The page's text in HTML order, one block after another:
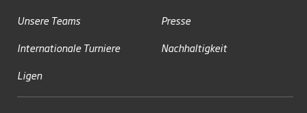
Unsere Teams
Internationale Turniere
Ligen
Presse
Nachhaltigkeit